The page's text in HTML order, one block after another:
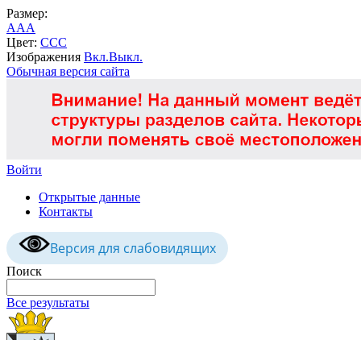
Размер:
AAA
Цвет: CCC
Изображения Вкл.Выкл.
Обычная версия сайта
Войти
Открытые данные
Контакты
Версия для слабовидящих
Поиск
Все результаты